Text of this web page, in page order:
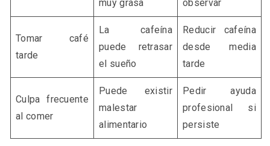
muy grasa
observar
Tomar café
tarde
La cafeína
puede retrasar
el sueño
Reducir cafeína
desde media
tarde
Culpa frecuente
al comer
Puede existir
malestar
alimentario
Pedir ayuda
profesional si
persiste